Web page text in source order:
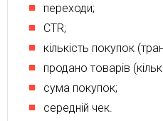
переходи;
CTR;
кількість покупок
продано товарів
сума покупок;
середній чек.